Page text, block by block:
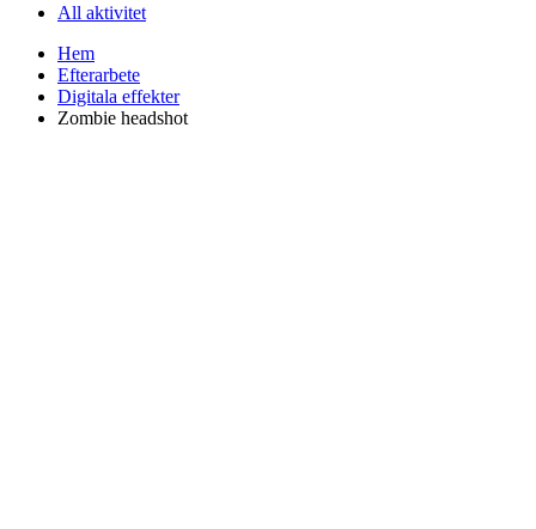
All aktivitet
Hem
Efterarbete
Digitala effekter
Zombie headshot